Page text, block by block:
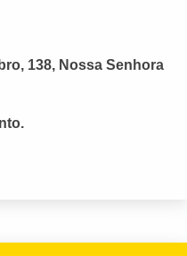
138, Nossa Senhora